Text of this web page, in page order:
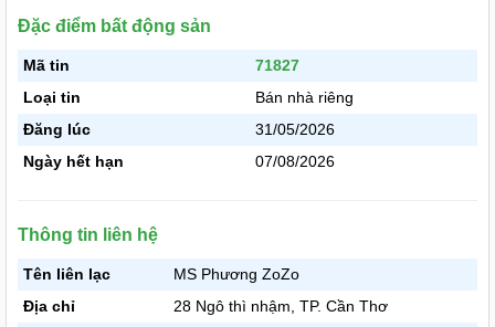
Đặc điểm bất động sản
Mã tin
71827
Loại tin
Bán nhà riêng
Đăng lúc
31/05/2026
Ngày hết hạn
07/08/2026
Thông tin liên hệ
Tên liên lạc
MS Phương ZoZo
Địa chỉ
28 Ngô thì nhậm, TP. Cần Thơ